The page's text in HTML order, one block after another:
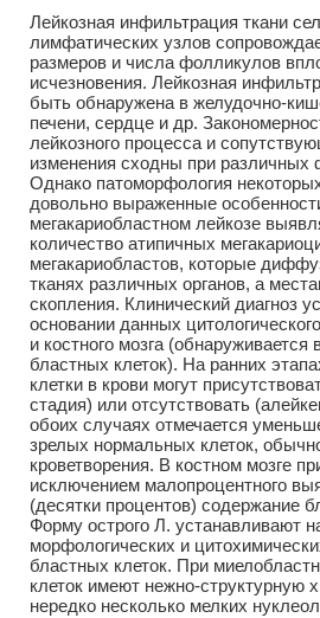
Лейкозная инфильтрация ткани
лимфатических узлов
размеров и числа фолликулов
исчезновения. Лейкозная
быть обнаружена в желудочно-
печени, сердце и др.
лейкозного процесса и
изменения сходны при различных
Однако патоморфология
довольно выраженные
мегакариобластном лейкозе
количество атипичных
мегакариобластов, которые
тканях различных органов, а
скопления. Клинический диагноз
основании данных
и костного мозга (обнаруживается
бластных клеток). На ранних
клетки в крови могут
стадия) или отсутствовать
обоих случаях отмечается
зрелых нормальных клеток,
кроветворения. В костном мозге
исключением малопроцентного
(десятки процентов) содержание
Форму острого Л. устанавливают
морфологических и
бластных клеток. При
клеток имеют нежно-структурную
нередко несколько мелких